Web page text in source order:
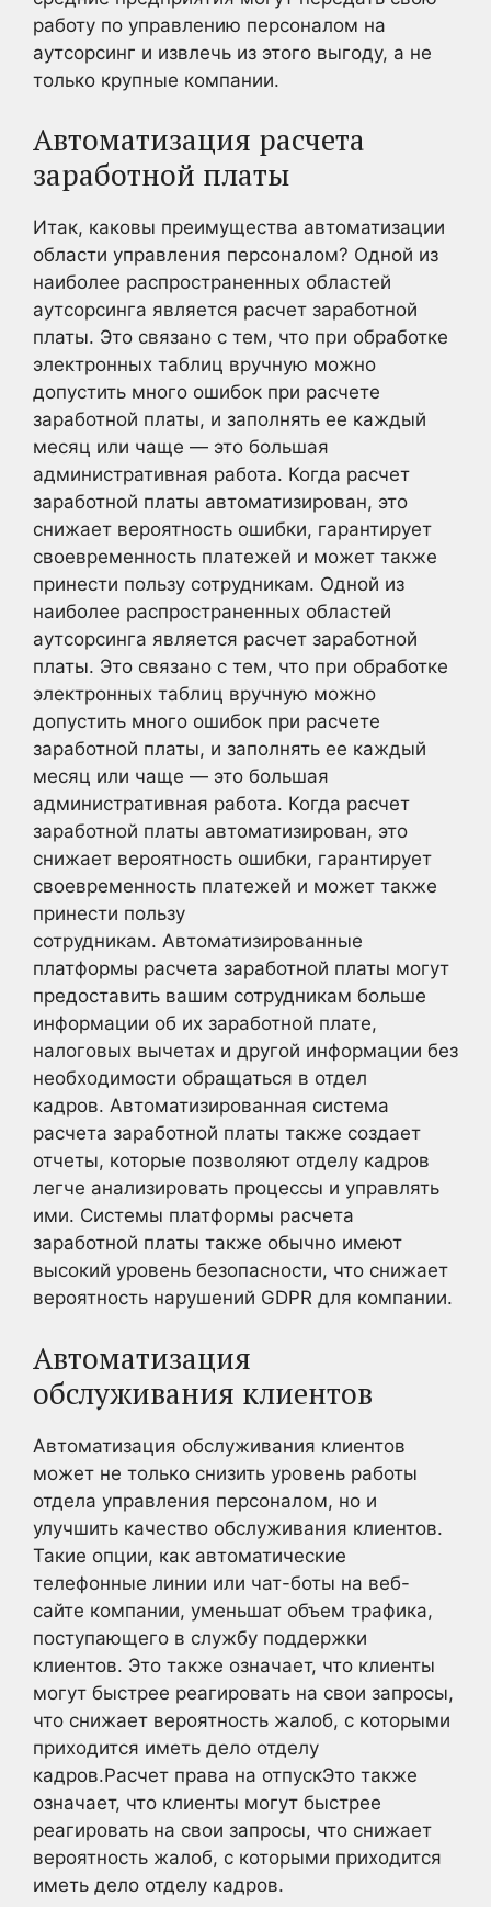
работу по управлению персоналом на
аутсорсинг и извлечь из этого выгоду, а не
только крупные компании.
Автоматизация расчета
заработной платы
Итак, каковы преимущества автоматизации
области управления персоналом? Одной из
наиболее распространенных областей
аутсорсинга является расчет заработной
платы. Это связано с тем, что при обработке
электронных таблиц вручную можно
допустить много ошибок при расчете
заработной платы, и заполнять ее каждый
месяц или чаще — это большая
административная работа. Когда расчет
заработной платы автоматизирован, это
снижает вероятность ошибки, гарантирует
своевременность платежей и может также
принести пользу сотрудникам. Одной из
наиболее распространенных областей
аутсорсинга является расчет заработной
платы. Это связано с тем, что при обработке
электронных таблиц вручную можно
допустить много ошибок при расчете
заработной платы, и заполнять ее каждый
месяц или чаще — это большая
административная работа. Когда расчет
заработной платы автоматизирован, это
снижает вероятность ошибки, гарантирует
своевременность платежей и может также
принести пользу
сотрудникам. Автоматизированные
платформы расчета заработной платы могут
предоставить вашим сотрудникам больше
информации об их заработной плате,
налоговых вычетах и другой информации без
необходимости обращаться в отдел
кадров. Автоматизированная система
расчета заработной платы также создает
отчеты, которые позволяют отделу кадров
легче анализировать процессы и управлять
ими. Системы платформы расчета
заработной платы также обычно имеют
высокий уровень безопасности, что снижает
вероятность нарушений GDPR для компании.
Автоматизация
обслуживания клиентов
Автоматизация обслуживания клиентов
может не только снизить уровень работы
отдела управления персоналом, но и
улучшить качество обслуживания клиентов.
Такие опции, как автоматические
телефонные линии или чат-боты на веб-
сайте компании, уменьшат объем трафика,
поступающего в службу поддержки
клиентов. Это также означает, что клиенты
могут быстрее реагировать на свои запросы,
что снижает вероятность жалоб, с которыми
приходится иметь дело отделу
кадров.Расчет права на отпускЭто также
означает, что клиенты могут быстрее
реагировать на свои запросы, что снижает
вероятность жалоб, с которыми приходится
иметь дело отделу кадров.